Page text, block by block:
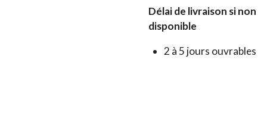
Délai de livraison si non
disponible
2 à 5 jours ouvrables